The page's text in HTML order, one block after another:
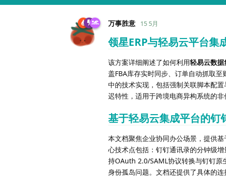
万事胜意 15 5月
领星ERP与轻易云平台集
该方案详细阐述了如何利用轻易云数据
盖FBA库存实时同步、订单自动抓取
中的技术实现，包括强制关联脚本配
迟特性，适用于跨境电商异构系统的非
基于轻易云集成平台的钉
本文档聚焦企业协同办公场景，提供基
心技术点包括：钉钉通讯录的分钟级
持OAuth 2.0/SAML协议转换与钉钉
身份孤岛问题。文档还提供了具体的连